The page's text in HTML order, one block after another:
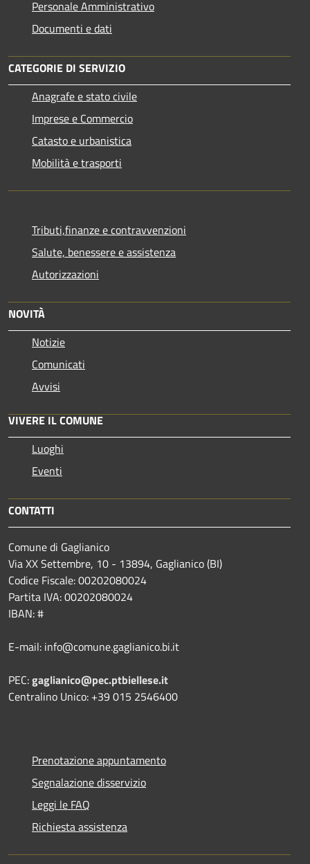
Personale Amministrativo
Documenti e dati
CATEGORIE DI SERVIZIO
Anagrafe e stato civile
Imprese e Commercio
Catasto e urbanistica
Mobilità e trasporti
Tributi,finanze e contravvenzioni
Salute, benessere e assistenza
Autorizzazioni
NOVITÀ
Notizie
Comunicati
Avvisi
VIVERE IL COMUNE
Luoghi
Eventi
CONTATTI
Comune di Gaglianico
Via XX Settembre, 10 - 13894, Gaglianico (BI)
Codice Fiscale: 00202080024
Partita IVA: 00202080024
IBAN: #
E-mail: info@comune.gaglianico.bi.it
PEC:gaglianico@pec.ptbiellese.it
Centralino Unico: +39 015 2546400
Prenotazione appuntamento
Segnalazione disservizio
Leggi le FAQ
Richiesta assistenza